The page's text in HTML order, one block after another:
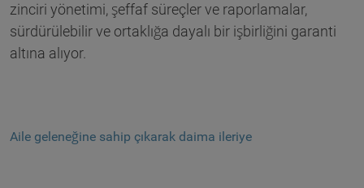
zinciri yönetimi, şeffaf süreçler ve raporlamalar,
sürdürülebilir ve ortaklığa dayalı bir işbirliğini garanti
altına alıyor.
Aile geleneğine sahip çıkarak daima ileriye